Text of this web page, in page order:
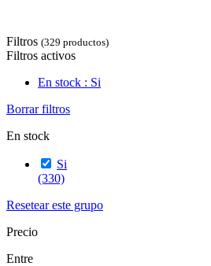
Filtros (329 productos)
Filtros activos
En stock : Si
Borrar filtros
En stock
Si
(330)
Resetear este grupo
Precio
Entre